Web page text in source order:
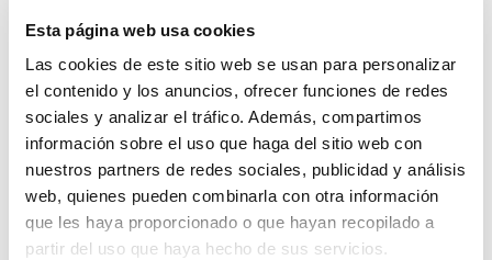
Esta página web usa cookies
Las cookies de este sitio web se usan para personalizar
el contenido y los anuncios, ofrecer funciones de redes
sociales y analizar el tráfico. Además, compartimos
información sobre el uso que haga del sitio web con
nuestros partners de redes sociales, publicidad y análisis
web, quienes pueden combinarla con otra información
que les haya proporcionado o que hayan recopilado a
partir del uso que haya hecho de sus servicios.
cibernética.
ESET NOD 32 ofrece versiones adaptadas para
entornos empresariales, con consolas de
administración remota y escaneos programados. De
este modo, puedes garantizar que todos los
dispositivos de tu red estén seguros, actualizados y
libres de amenazas.
Grupo-System, ¿Quiénes somos?